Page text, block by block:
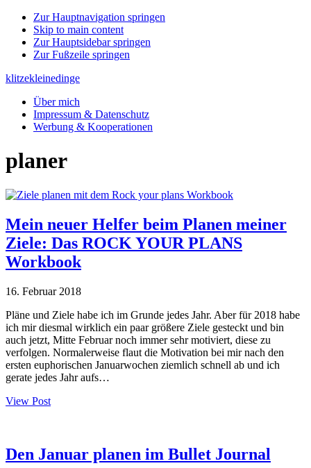
Zur Hauptnavigation springen
Skip to main content
Zur Hauptsidebar springen
Zur Fußzeile springen
klitzekleinedinge
Über mich
Impressum & Datenschutz
Werbung & Kooperationen
planer
Mein neuer Helfer beim Planen meiner
Ziele: Das ROCK YOUR PLANS
Workbook
16. Februar 2018
Pläne und Ziele habe ich im Grunde jedes Jahr. Aber für 2018 habe
ich mir diesmal wirklich ein paar größere Ziele gesteckt und bin
auch jetzt, Mitte Februar noch immer sehr motiviert, diese zu
verfolgen. Normalerweise flaut die Motivation bei mir nach den
ersten euphorischen Januarwochen ziemlich schnell ab und ich
gerate jedes Jahr aufs…
View Post
Den Januar planen im Bullet Journal